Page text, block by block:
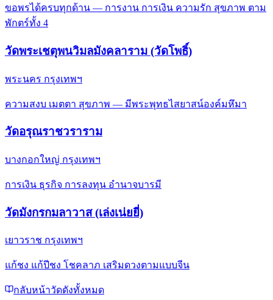
ขอพรได้ครบทุกด้าน — การงาน การเงิน ความรัก สุขภาพ ตาม
พักตร์ทั้ง 4
วัดพระเชตุพนวิมลมังคลาราม (วัดโพธิ์)
พระนคร กรุงเทพฯ
ความสงบ เมตตา สุขภาพ — มีพระพุทธไสยาสน์องค์มหึมา
วัดอรุณราชวราราม
บางกอกใหญ่ กรุงเทพฯ
การเงิน ธุรกิจ การลงทุน อำนาจบารมี
วัดมังกรกมลาวาส (เล่งเน่ยยี่)
เยาวราช กรุงเทพฯ
แก้ชง แก้ปีชง โชคลาภ เสริมดวงตามแบบจีน
กลับหน้าวัดดังทั้งหมด